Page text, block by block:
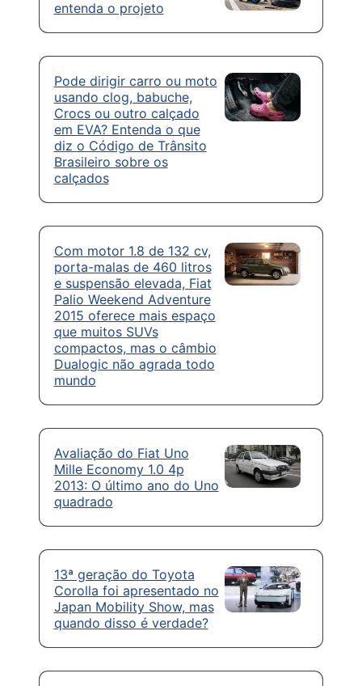
entenda o projeto
Pode dirigir carro ou moto
usando clog, babuche,
Crocs ou outro calçado
em EVA? Entenda o que
diz o Código de Trânsito
Brasileiro sobre os
calçados
Com motor 1.8 de 132 cv,
porta-malas de 460 litros
e suspensão elevada, Fiat
Palio Weekend Adventure
2015 oferece mais espaço
que muitos SUVs
compactos, mas o câmbio
Dualogic não agrada todo
mundo
Avaliação do Fiat Uno
Mille Economy 1.0 4p
2013: O último ano do Uno
quadrado
13ª geração do Toyota
Corolla foi apresentado no
Japan Mobility Show, mas
quando disso é verdade?